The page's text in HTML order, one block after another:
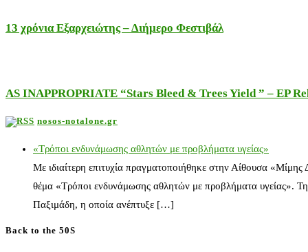
13 χρόνια Εξαρχειώτης – Διήμερο Φεστιβάλ
AS INAPPROPRIATE “Stars Bleed & Trees Yield ” – EP
nosos-notalone.gr
«Τρόποι ενδυνάμωσης αθλητών με προβλήματα υγείας»
Με ιδιαίτερη επιτυχία πραγματοποιήθηκε στην Αίθουσα
θέμα «Τρόποι ενδυνάμωσης αθλητών με προβλήματα υγείας».
Παξιμάδη, η οποία ανέπτυξε […]
Back to the 50S